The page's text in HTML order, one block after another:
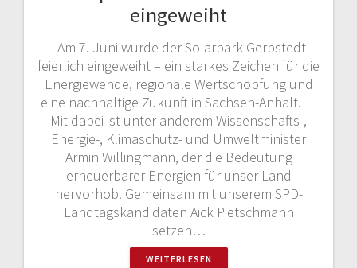
eingeweiht
Am 7. Juni wurde der Solarpark Gerbstedt
feierlich eingeweiht – ein starkes Zeichen für die
Energiewende, regionale Wertschöpfung und
eine nachhaltige Zukunft in Sachsen-Anhalt.
Mit dabei ist unter anderem Wissenschafts-,
Energie-, Klimaschutz- und Umweltminister
Armin Willingmann, der die Bedeutung
erneuerbarer Energien für unser Land
hervorhob. Gemeinsam mit unserem SPD-
Landtagskandidaten Aick Pietschmann
setzen…
WEITERLESEN